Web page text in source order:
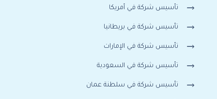
تأسيس شركة في أمريكا
تأسيس شركة في بريطانيا
تأسيس شركة في الإمارات
تأسيس شركة في السعودية
تأسيس شركة في سلطنة عمان